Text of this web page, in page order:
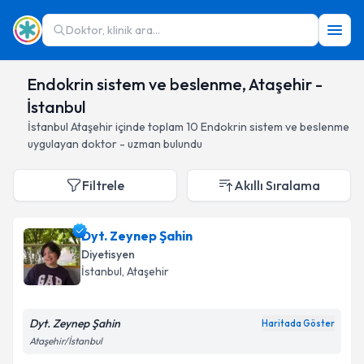
Doktor, klinik ara...
Endokrin sistem ve beslenme, Ataşehir -
İstanbul
İstanbul Ataşehiriçinde toplam 10 Endokrin sistem ve beslenme
uygulayan doktor - uzman bulundu
Filtrele Akıllı Sıralama
Dyt. Zeynep Şahin
Diyetisyen
İstanbul, Ataşehir
Dyt. Zeynep Şahin Haritada Göster
Ataşehir/İstanbul